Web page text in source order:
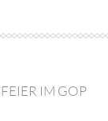
IM GOP